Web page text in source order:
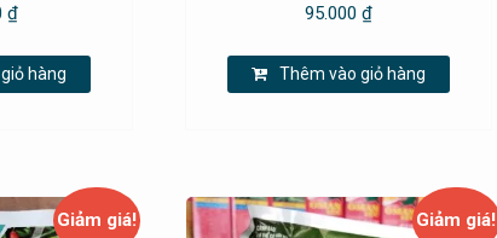
₫
hàng
95.000₫
Thêm vào giỏ hàng
Giảm giá! Giảm giá!